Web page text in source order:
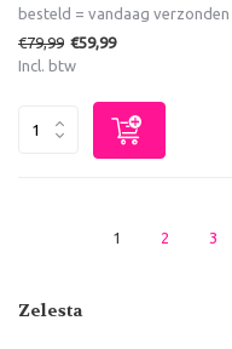
besteld = vandaag verzonden
€79,99 €59,99
Incl. btw
1 2 3
Zelesta